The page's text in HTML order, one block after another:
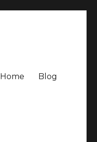
Home Blog